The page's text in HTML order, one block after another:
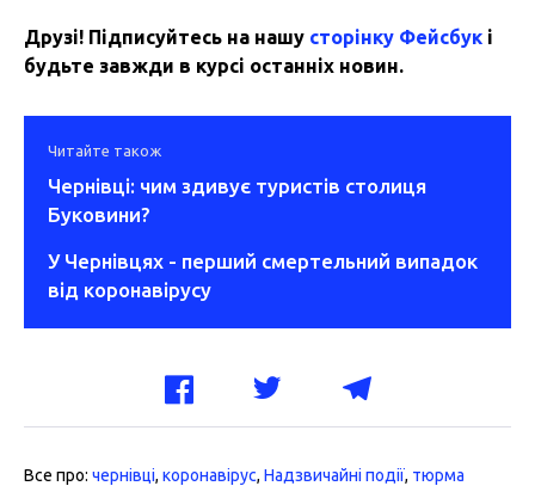
Друзі! Підписуйтесь на нашу сторінку Фейсбук і
будьте завжди в курсі останніх новин.
Читайте також
Чернівці: чим здивує туристів столиця
Буковини?
У Чернівцях - перший смертельний випадок
від коронавірусу
Все про: чернівці, коронавірус, Надзвичайні події, тюрма